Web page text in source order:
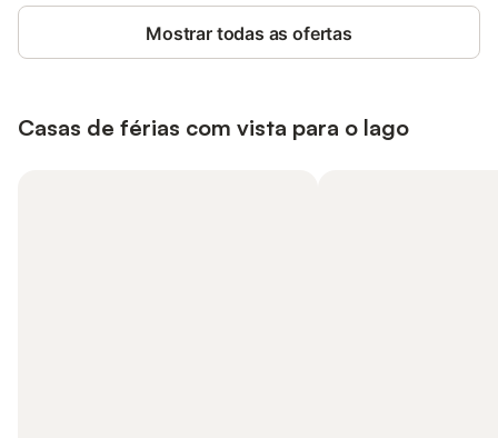
Mostrar todas as ofertas
Casas de férias com vista para o lago